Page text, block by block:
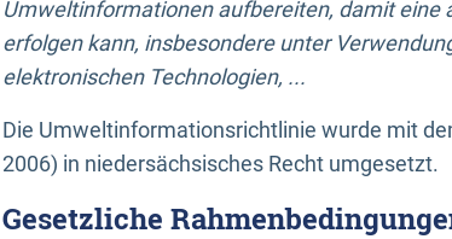
Umweltinformationen aufbereiten, damit
erfolgen kann, insbesondere unter
elektronischen Technologien, ...
Die Umweltinformationsrichtlinie wurde mit
2006) in niedersächsisches Recht umgesetzt.
Gesetzliche